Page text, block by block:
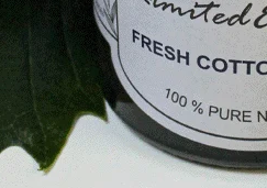
5.00 von 5
0